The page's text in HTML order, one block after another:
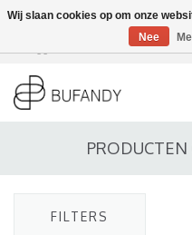
DE / EN
FILTERS
Wij slaan cookies op om onze
Nee